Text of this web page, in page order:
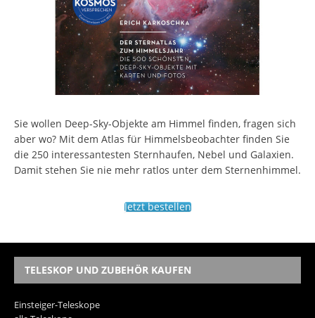
Sie wollen Deep-Sky-Objekte am Himmel finden, fragen sich
aber wo? Mit dem Atlas für Himmelsbeobachter finden Sie
die 250 interessantesten Sternhaufen, Nebel und Galaxien.
Damit stehen Sie nie mehr ratlos unter dem Sternenhimmel.
Jetzt bestellen
TELESKOP UND ZUBEHÖR KAUFEN
Einsteiger-Teleskope